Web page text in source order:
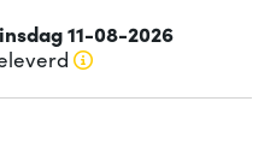
11-08-2026